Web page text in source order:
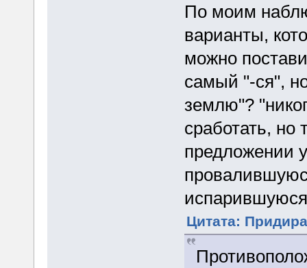
По моим
варианты,
можно
самый "-ся",
землю"?
сработать,
предложении
Цитата: